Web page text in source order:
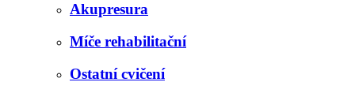
Akupresura
Míče rehabilitační
Ostatní cvičení